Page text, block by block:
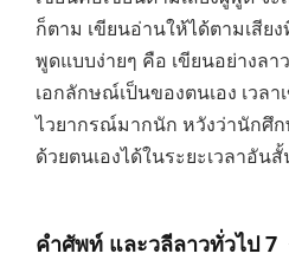
ก็ตาม เขียนอ่านให้ได้ตามเสีย
พูดแบบง่ายๆ คือ เขียนอย่างลา
เอกลักษณ์เป็นของตนเอง เวล
ไวยากรณ์มากนัก หวังว่านักศึ
ด้วยตนเองได้ในระยะเวลาอัน
คำศัพท์ และวลีลาวทั่วไป 7